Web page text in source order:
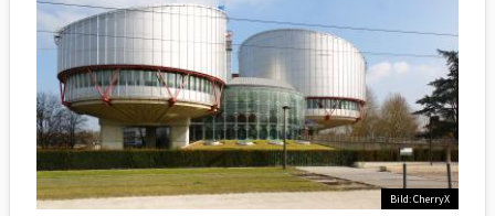
Bild: CherryX